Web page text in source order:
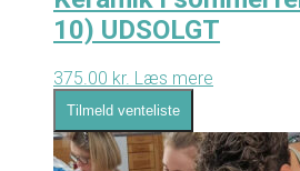
10) UDSOLGT
375.00 kr. Læs mere
Tilmeld venteliste